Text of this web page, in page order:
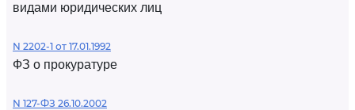
видами юридических лиц
N 2202-1 от 17.01.1992
ФЗ о прокуратуре
N 127-ФЗ 26.10.2002